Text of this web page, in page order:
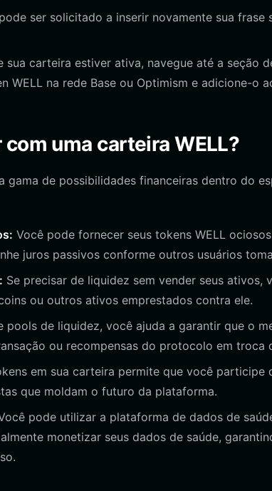
ser solicitado a inserir novamente sua frase
sua carteira estiver ativa, navegue até a seção
WELL na rede Base ou Optimism e adicione-o
uma carteira WELL?
gama de possibilidades financeiras dentro do
Você pode fornecer seus tokens WELL
juros passivos conforme outros usuários
Se precisar de liquidez sem vender seus ativos,
ou outros ativos emprestados contra ele.
pools de liquidez, você ajuda a garantir que o
ou recompensas do protocolo em troca
em sua carteira permite que você
que moldam o futuro da plataforma.
pode utilizar a plataforma de dados de
monetizar seus dados de saúde,